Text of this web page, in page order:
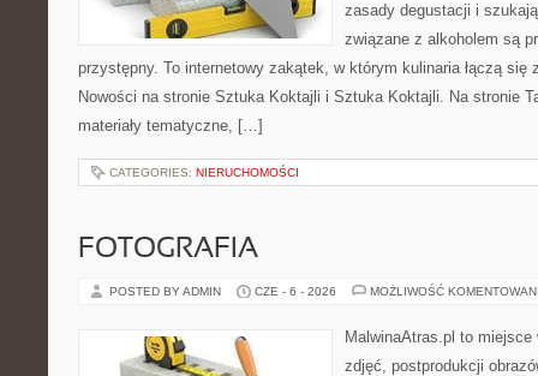
zasady degustacji i
związane z alkoholem są
przystępny. To internetowy zakątek, w którym kulinaria łączą się
Nowości na stronie Sztuka Koktajli i Sztuka Koktajli. Na stronie
materiały tematyczne, […]
CATEGORIES: NIERUCHOMOŚCI
FOTOGRAFIA
POSTED BY ADMIN CZE - 6 - 2026 MOŻLIWOŚĆ
MalwinaAtras.pl to
zdjęć, postprodukcji